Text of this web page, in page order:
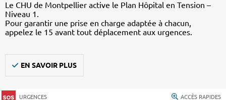
Le CHU de Montpellier active le Plan Hôpital en Tension –
Niveau 1.
Pour garantir une prise en charge adaptée à chacun,
appelez le 15 avant tout déplacement aux urgences.
EN SAVOIR PLUS
URGENCES ACCÈS RAPIDES